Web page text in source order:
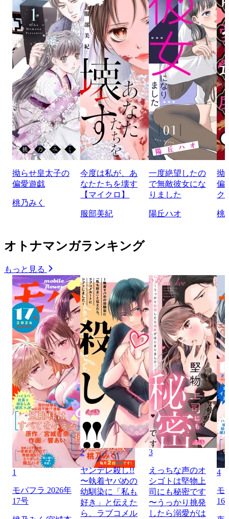
拗らせ皇太子の
偏愛遊戯
桃乃みく
今度は私が、あ
なたたちを壊す
【マイクロ】
服部美紀
一度絶望したの
で無敵彼女にな
りました
陽丘ハオ
拗
偏
ク
桃
オトナマンガランキング
もっと見る
1
モバフラ 2026年
17号
2
ヤンデレ殺し!!
〜執着ヤバめの
幼馴染に「私も
好き」と伝えた
ら、ラブコメル
3
えっちな声のオ
シゴトは堅物上
司にも秘密です
〜うっかり挑発
したら溺愛がは
4
モ
16